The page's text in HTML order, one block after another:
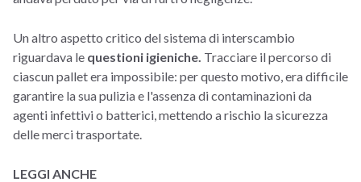
Un altro aspetto critico del sistema di interscambio
riguardava le questioni igieniche. Tracciare il percorso di
ciascun pallet era impossibile: per questo motivo, era difficile
garantire la sua pulizia e l'assenza di contaminazioni da
agenti infettivi o batterici, mettendo a rischio la sicurezza
delle merci trasportate.
LEGGI ANCHE